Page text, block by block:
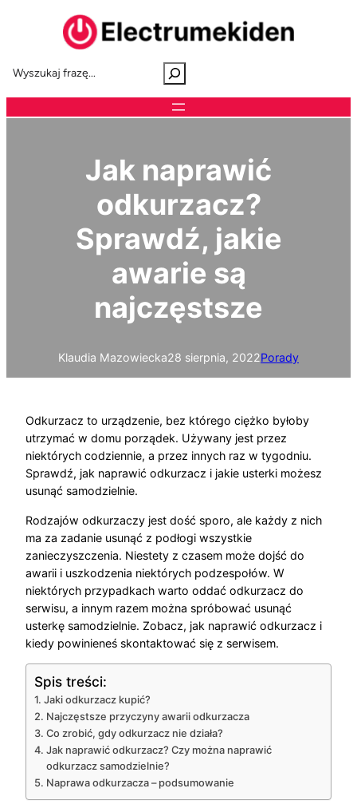
S
r
Jak naprawić
odkurzacz?
Sprawdź, jakie
awarie są
najczęstsze
Klaudia Mazowiecka28 sierpnia, 2022Porady
Odkurzacz to urządzenie, bez którego ciężko byłoby
utrzymać w domu porządek. Używany jest przez
niektórych codziennie, a przez innych raz w tygodniu.
Sprawdź, jak naprawić odkurzacz i jakie usterki możesz
usunąć samodzielnie.
Rodzajów odkurzaczy jest dość sporo, ale każdy z nich
ma za zadanie usunąć z podłogi wszystkie
zanieczyszczenia. Niestety z czasem może dojść do
awarii i uszkodzenia niektórych podzespołów. W
niektórych przypadkach warto oddać odkurzacz do
serwisu, a innym razem można spróbować usunąć
usterkę samodzielnie. Zobacz, jak naprawić odkurzacz i
kiedy powinieneś skontaktować się z serwisem.
Spis treści:
Jaki odkurzacz kupić?
Najczęstsze przyczyny awarii odkurzacza
Co zrobić, gdy odkurzacz nie działa?
Jak naprawić odkurzacz? Czy można naprawić
odkurzacz samodzielnie?
Naprawa odkurzacza – podsumowanie